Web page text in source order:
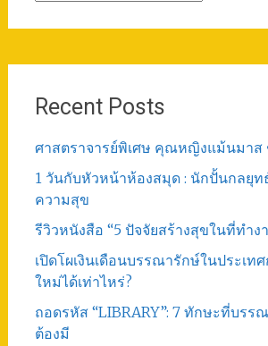
Recent Posts
ศาสตราจารย์พิเศษ คุณหญิงแม้นมาส
1 วันกับหัวหน้าห้องสมุด : นักปั้นกลยุท
ความสุข
รีวิวหนังสือ “5 ปัจจัยสร้างสุขในที่ทำ
เปิดโผเงินเดือนบรรณารักษ์ในประเท
ใหม่ได้เท่าไหร่?
ถอดรหัส “LIBRARY”: 7 ทักษะที่บรร
ต้องมี